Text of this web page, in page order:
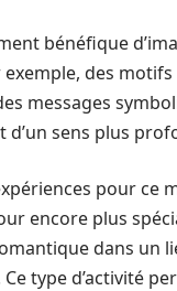
bénéfique
exemple, des
messages
d’un sens plus
pour ce
encore plus
dans un
Ce type d’activité